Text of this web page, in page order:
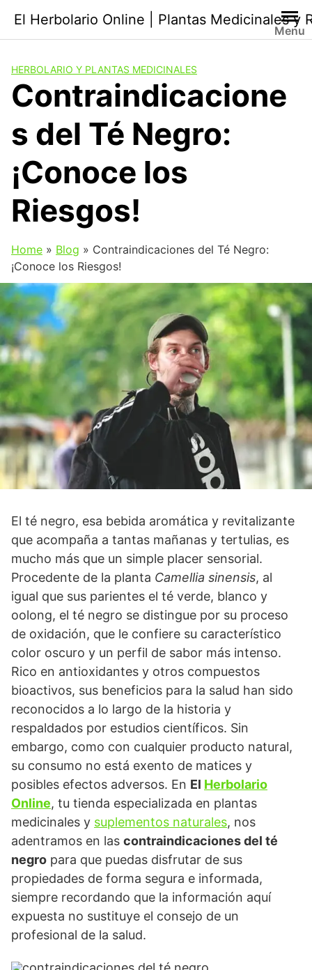
contenido
El Herbolario Online | Plantas Medicinales y
Menu
HERBOLARIO Y PLANTAS MEDICINALES
Contraindicacione
s del Té Negro:
¡Conoce los
Riesgos!
Home » Blog » Contraindicaciones del Té Negro:
¡Conoce los Riesgos!
El té negro, esa bebida aromática y revitalizante
que acompaña a tantas mañanas y tertulias, es
mucho más que un simple placer sensorial.
Procedente de la planta Camellia sinensis, al
igual que sus parientes el té verde, blanco y
oolong, el té negro se distingue por su proceso
de oxidación, que le confiere su característico
color oscuro y un perfil de sabor más intenso.
Rico en antioxidantes y otros compuestos
bioactivos, sus beneficios para la salud han sido
reconocidos a lo largo de la historia y
respaldados por estudios científicos. Sin
embargo, como con cualquier producto natural,
su consumo no está exento de matices y
posibles efectos adversos. En El Herbolario
Online, tu tienda especializada en plantas
medicinales y suplementos naturales, nos
adentramos en las contraindicaciones del té
negro para que puedas disfrutar de sus
propiedades de forma segura e informada,
siempre recordando que la información aquí
expuesta no sustituye el consejo de un
profesional de la salud.